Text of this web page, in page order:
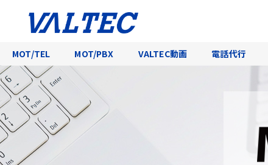
MOT/TEL MOT/PBX VALTEC動画 電話代行